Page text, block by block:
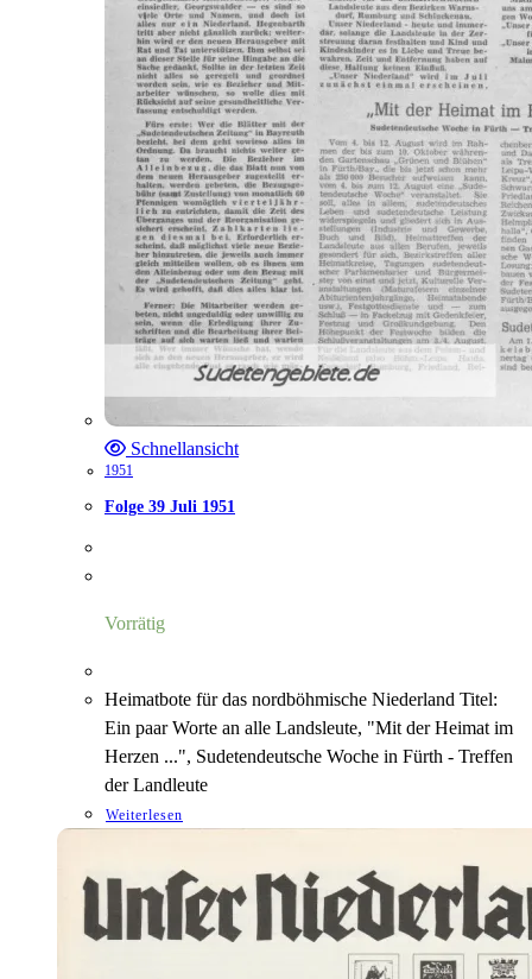
Schnellansicht
1951
Folge 39 Juli 1951
Vorrätig
Heimatbote für das nordböhmische Niederland Titel:
Ein paar Worte an alle Landsleute, "Mit der Heimat im
Herzen ...", Sudetendeutsche Woche in Fürth - Treffen
der Landleute
Weiterlesen